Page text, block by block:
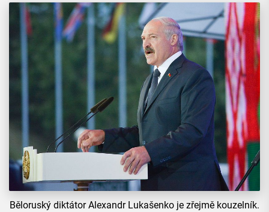
Běloruský diktátor Alexandr Lukašenko je zřejmě kouzelník.